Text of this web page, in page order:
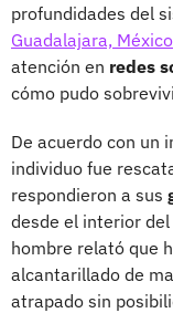
profundidades del
Guadalajara, México
atención en redes
cómo pudo
De acuerdo con un
individuo fue
respondieron a sus
desde el interior
hombre relató que
alcantarillado de
atrapado sin